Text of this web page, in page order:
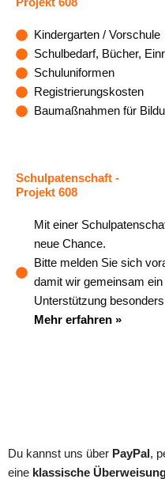
Projekt 608
Kindergarten / Vorschule
Schulbedarf, Bücher,
Schuluniformen
Registrierungskosten
Baumaßnahmen für
Schulpatenschaft -
Projekt 608
Mit einer
neue Chance.
Bitte melden Sie sich
damit wir gemeinsam
Unterstützung
Mehr erfahren »
Du kannst uns über PayPal ,
eine klassische